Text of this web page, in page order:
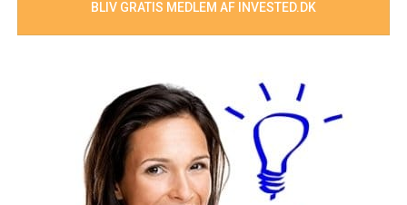
BLIV GRATIS MEDLEM AF INVESTED.DK